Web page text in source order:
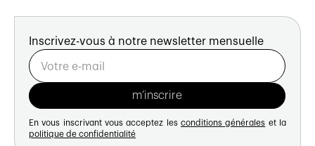
Inscrivez-vous à notre newsletter mensuelle
En vous inscrivant vous acceptez les conditions générales et la
politique de confidentialité